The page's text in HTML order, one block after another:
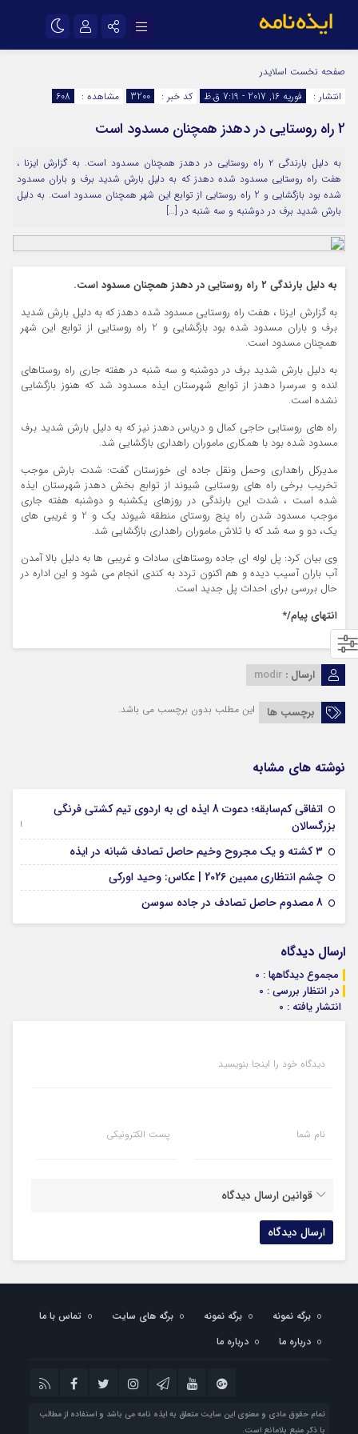
اینستاگرام
سروش
ایتا
آپارات
اپلیکیشن رمز عبور
مرا به خاطر بسپار
صفحه نخست اسلایدر
انتشار :
فوریه 16, 2017 - 7:19 ق.ظ کد خبر : 3200 مشاهده : 608
۲ راه روستایی در دهدز همچنان مسدود است
به دلیل بارندگی ۲ راه روستایی در دهدز همچنان مسدود است. به گزارش ایزنا ،
هفت راه روستایی مسدود شده دهدز که به دلیل بارش شدید برف و باران مسدود
شده بود بازگشایی و 2 راه روستایی از توابع این شهر همچنان مسدود است. به دلیل
بارش شدید برف در دوشنبه و سه شنبه در […]
به دلیل بارندگی ۲ راه روستایی در دهدز همچنان مسدود است.
به گزارش ایزنا ، هفت راه روستایی مسدود شده دهدز که به دلیل بارش شدید
برف و باران مسدود شده بود بازگشایی و 2 راه روستایی از توابع این شهر
همچنان مسدود است.
به دلیل بارش شدید برف در دوشنبه و سه شنبه در هفته جاری راه روستاهای
لنده و سرسرا دهدز از توابع شهرستان ایذه مسدود شد که هنوز بازگشایی
نشده است.
راه های روستایی حاجی کمال و دریاس دهدز نیز که به دلیل بارش شدید برف
مسدود شده بود با همکاری ماموران راهداری بازگشایی شد.
مدیرکل راهداری وحمل ونقل جاده ای خوزستان گفت: شدت بارش موجب
تخریب برخی راه های روستایی شیوند از توابع بخش دهدز شهرستان ایذه
شده است ، شدت این بارندگی در روزهای یکشنبه و دوشنبه هفته جاری
موجب مسدود شدن راه پنج روستای منطقه شیوند یک و 2 و غریبی های
یک، دو و سه شد که با تلاش ماموران راهداری بازگشایی شد.
وی بیان کرد: پل لوله ای جاده روستاهای سادات و غریبی ها به دلیل بالا آمدن
آب باران آسیب دیده و هم اکنون تردد به کندی انجام می شود و این اداره در
حال بررسی برای احداث پل جدید است.
انتهای پیام/*
ارسال : modir
برچسب ها این مطلب بدون برچسب می باشد.
نوشته های مشابه
اتفاقی کم‌سابقه؛ دعوت 8 ایذه ای به اردوی تیم کشتی فرنگی
بزرگسالان
09 جولای 2026
۳ کشته و یک مجروح وخیم حاصل تصادف شبانه در ایذه
چشم انتظاری ممبین 2026 | عکاس: وحید اورکی
8 مصدوم حاصل تصادف در جاده سوسن
ارسال دیدگاه
مجموع دیدگاهها : 0
در انتظار بررسی : 0
انتشار یافته : 0
دیدگاه خود را اینجا بنویسید
نام شما پست الکترونیکی
قوانین ارسال دیدگاه
برگه نمونه برگه نمونه برگه های سایت
تماس با ما
درباره ما
درباره ما
تمام حقوق مادی و معنوی این سایت متعلق به ایذه نامه می باشد و استفاده از مطالب
با ذکر منبع بلامانع است.